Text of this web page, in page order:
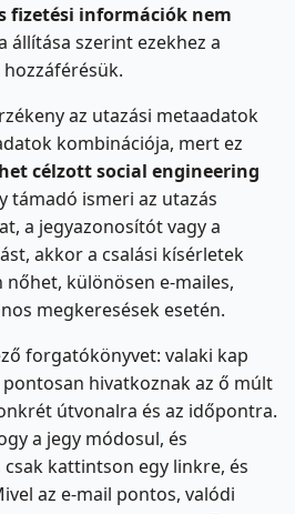
fizetési információk nem
állítása szerint ezekhez a
az utazási metaadatok
kombinációja, mert ez
célzott social engineering
támadó ismeri az utazás
a jegyazonosítót vagy a
akkor a csalási kísérletek
különösen e-mailes,
megkeresések esetén.
forgatókönyvet: valaki kap
hivatkoznak az ő múlt
útvonalra és az időpontra.
a jegy módosul, és
kattintson egy linkre, és
az e-mail pontos, valódi